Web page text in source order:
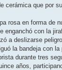
cerámica que por
rosa en forma de
con la
a deslizarse
la bandeja con
durante tres
años,